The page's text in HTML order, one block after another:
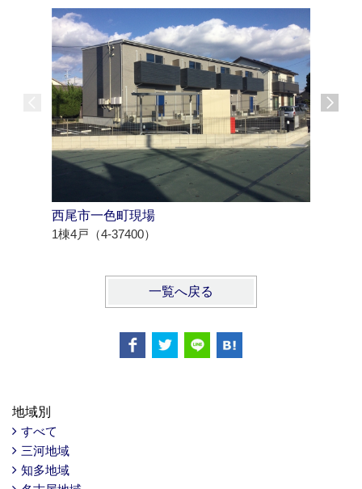
西尾市一色町現場
1棟4戸（4-37400）
一覧へ戻る
地域別
すべて
三河地域
知多地域